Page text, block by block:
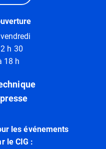
h 30
18 h
les événements
le CIG :